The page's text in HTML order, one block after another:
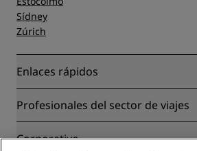
Sídney
Zúrich
Enlaces rápidos
Radisson Rewards
Blog
Profesionales del sector de viajes
Colaboradores
Corporativo